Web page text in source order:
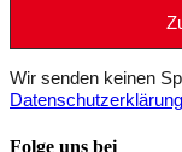
Wir senden keinen
Datenschutzerklärung
Folge uns bei